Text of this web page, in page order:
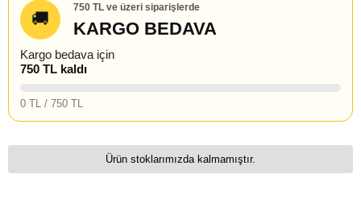
🚚
750 TL ve üzeri siparişlerde
KARGO BEDAVA
Kargo bedava için
750 TL kaldı
0 TL / 750 TL
Ürün stoklarımızda kalmamıştır.